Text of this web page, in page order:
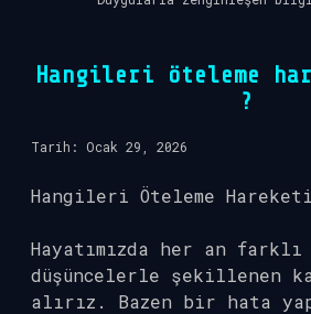
Yasal Uyarı
Hakkımızda
Hangileri öteleme
?
Tarih: Ocak 29, 2026
Hangileri Öteleme
Hayatımızda her an
düşüncelerle şekillenen
alırız. Bazen bir hata